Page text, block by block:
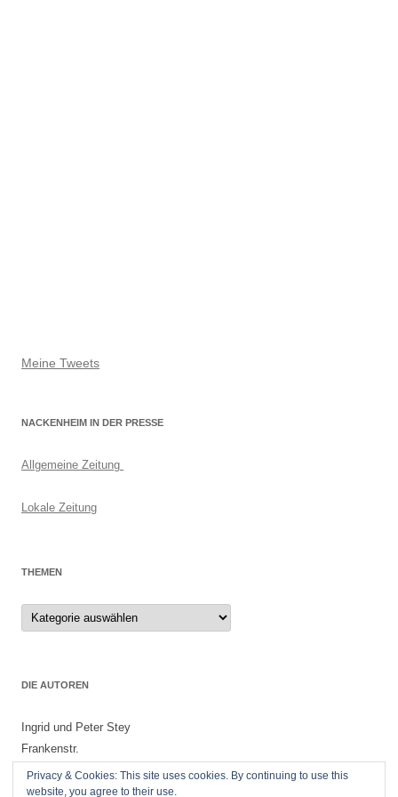
Meine Tweets
NACKENHEIM IN DER PRESSE
Allgemeine Zeitung
Lokale Zeitung
THEMEN
Themen
DIE AUTOREN
Ingrid und Peter Stey
Frankenstr.
55299 Nackenheim
Privacy & Cookies: This site uses cookies. By continuing to use this
website, you agree to their use.